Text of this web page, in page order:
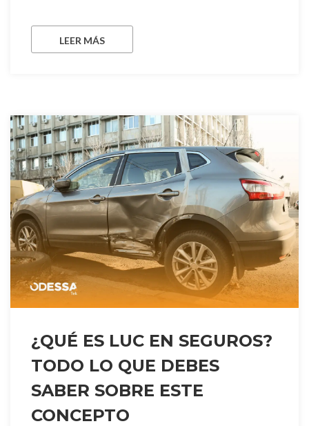
LEER MÁS
¿QUÉ ES LUC EN SEGUROS?
TODO LO QUE DEBES
SABER SOBRE ESTE
CONCEPTO